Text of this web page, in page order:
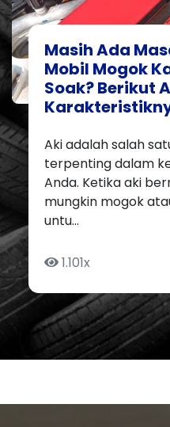
Masih Ada
Mobil Mogok
Soak? Berikut
Aki adalah salah
terpenting dalam
Anda. Ketika aki
mungkin mogok
untu...
1.101x